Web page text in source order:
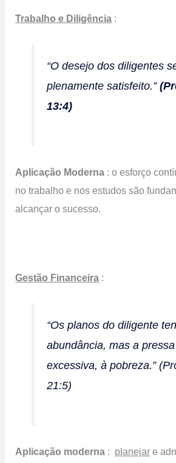
Trabalho e Diligência :
“O desejo dos diligentes
plenamente satisfeito.”
13:4)
Aplicação Moderna : o esforço
no trabalho e nos estudos são
alcançar o sucesso.
Gestão Financeira :
“Os planos do diligente
abundância, mas a pressa
excessiva, à pobreza.”
21:5)
Aplicação moderna : planejar e